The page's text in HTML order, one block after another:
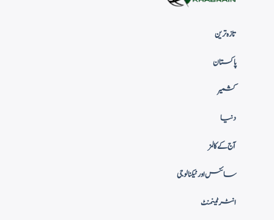
تازہ ترین
پاکستان
کشمیر
دنیا
آج کے کالمز
سائنس اور ٹیکنالوجی
انٹرٹینمنٹ